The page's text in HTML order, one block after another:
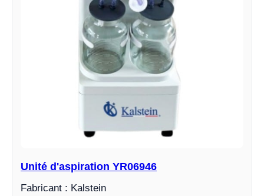
Unité d'aspiration YR06946
Fabricant : Kalstein